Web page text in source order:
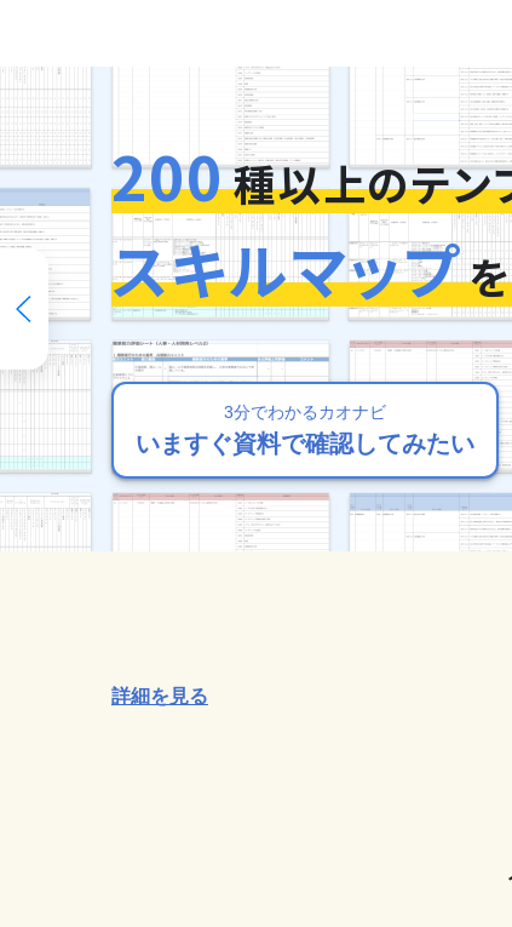
3分でわかるカオナビ
いますぐ資料で確認してみたい
3分でわかるカオナビ
いますぐ資料で確認してみたい
200種以上のテン
スキルマップ
3分でわかるカオナビ
いますぐ資料で確認してみたい
3分でわかるカオナビ
いますぐ資料で確認してみたい
3分でわかるカオナビ
いますぐ資料で確認してみたい
詳細を見る